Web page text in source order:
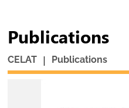
Publications
CELAT | Publications